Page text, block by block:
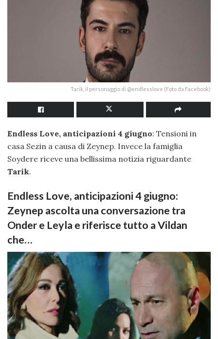
Tarik, il personaggio di @endlesslove (Foto da Facebook)
Endless Love, anticipazioni 4 giugno: Tensioni in
casa Sezin a causa di Zeynep. Invece la famiglia
Soydere riceve una bellissima notizia riguardante
Tarik.
Endless Love, anticipazioni 4 giugno:
Zeynep ascolta una conversazione tra
Onder e Leyla e riferisce tutto a Vildan
che…